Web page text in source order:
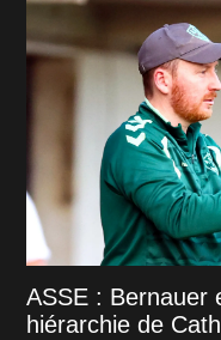
ASSE : Bernauer
hiérarchie de